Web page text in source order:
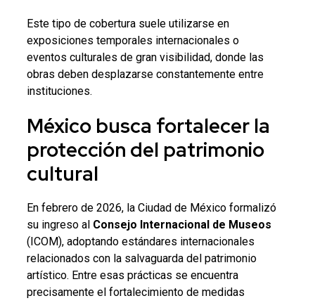
Este tipo de cobertura suele utilizarse en
exposiciones temporales internacionales o
eventos culturales de gran visibilidad, donde las
obras deben desplazarse constantemente entre
instituciones.
México busca fortalecer la
protección del patrimonio
cultural
En febrero de 2026, la Ciudad de México formalizó
su ingreso al Consejo Internacional de Museos
(ICOM), adoptando estándares internacionales
relacionados con la salvaguarda del patrimonio
artístico. Entre esas prácticas se encuentra
precisamente el fortalecimiento de medidas